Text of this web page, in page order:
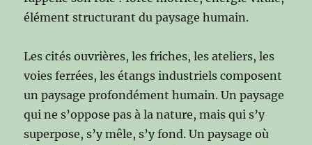
élément structurant du paysage humain.
Les cités ouvrières, les friches, les ateliers, les
voies ferrées, les étangs industriels composent
un paysage profondément humain. Un paysage
qui ne s’oppose pas à la nature, mais qui s’y
superpose, s’y mêle, s’y fond. Un paysage où